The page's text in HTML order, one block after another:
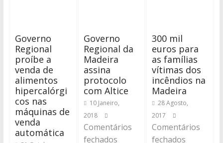
Governo
Regional
proíbe a
venda de
alimentos
hipercalórgi
cos nas
máquinas de
venda
automática
Governo
Regional da
Madeira
assina
protocolo
com Altice
10 Janeiro,
2018
Comentários
fechados
300 mil
euros para
as famílias
vítimas dos
incêndios na
Madeira
28 Agosto,
2017
Comentários
fechados